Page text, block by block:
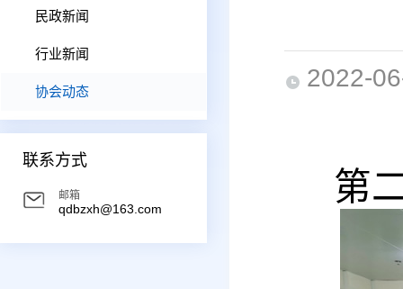
民政新闻
行业新闻
协会动态
联系方式
邮箱
qdbzxh@163.com
2022-
第